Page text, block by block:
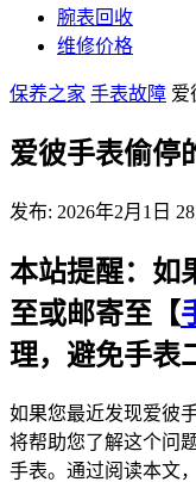
腕表回收
维修价格
保养之家 手表故障 爱
爱彼手表偷停
发布: 2026年2月1日 28
本站提醒：如
至或邮寄至【
理，避免手表
如果您最近发现爱彼
将帮助您了解这个问
手表。通过阅读本文